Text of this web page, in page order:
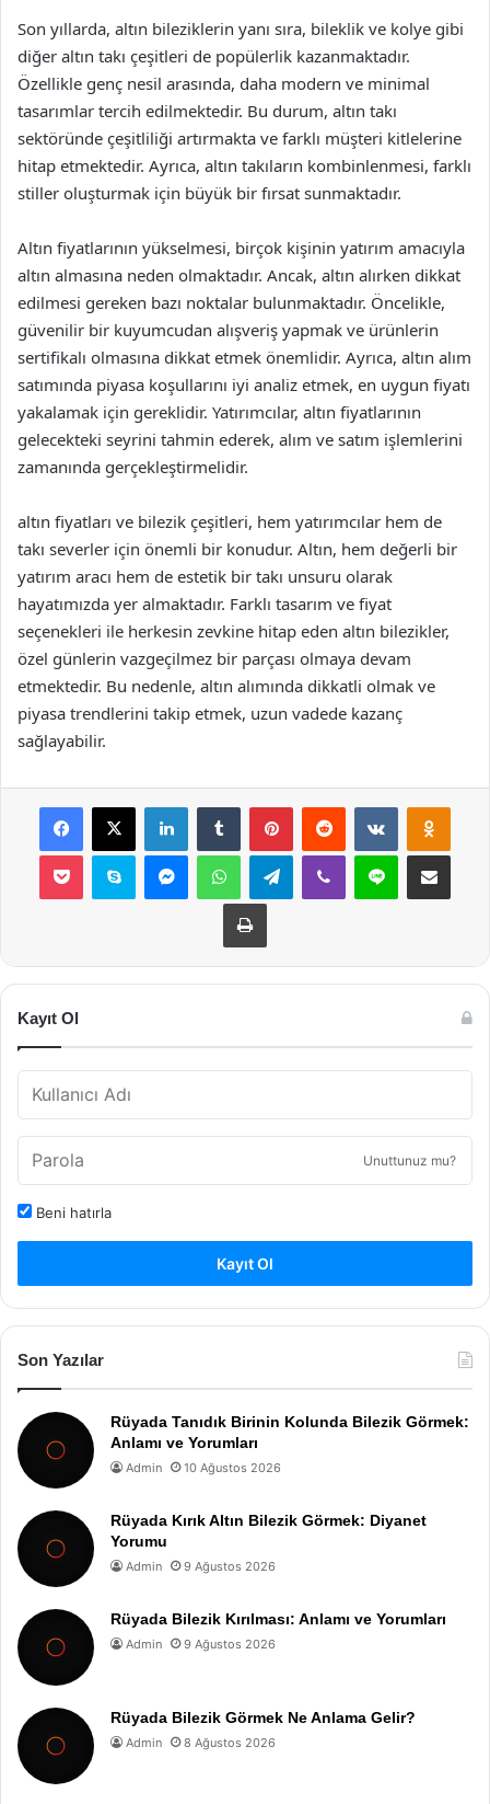
Son yıllarda, altın bileziklerin yanı sıra, bileklik ve kolye gibi
diğer altın takı çeşitleri de popülerlik kazanmaktadır.
Özellikle genç nesil arasında, daha modern ve minimal
tasarımlar tercih edilmektedir. Bu durum, altın takı
sektöründe çeşitliliği artırmakta ve farklı müşteri kitlelerine
hitap etmektedir. Ayrıca, altın takıların kombinlenmesi, farklı
stiller oluşturmak için büyük bir fırsat sunmaktadır.
Altın fiyatlarının yükselmesi, birçok kişinin yatırım amacıyla
altın almasına neden olmaktadır. Ancak, altın alırken dikkat
edilmesi gereken bazı noktalar bulunmaktadır. Öncelikle,
güvenilir bir kuyumcudan alışveriş yapmak ve ürünlerin
sertifikalı olmasına dikkat etmek önemlidir. Ayrıca, altın alım
satımında piyasa koşullarını iyi analiz etmek, en uygun fiyatı
yakalamak için gereklidir. Yatırımcılar, altın fiyatlarının
gelecekteki seyrini tahmin ederek, alım ve satım işlemlerini
zamanında gerçekleştirmelidir.
altın fiyatları ve bilezik çeşitleri, hem yatırımcılar hem de
takı severler için önemli bir konudur. Altın, hem değerli bir
yatırım aracı hem de estetik bir takı unsuru olarak
hayatımızda yer almaktadır. Farklı tasarım ve fiyat
seçenekleri ile herkesin zevkine hitap eden altın bilezikler,
özel günlerin vazgeçilmez bir parçası olmaya devam
etmektedir. Bu nedenle, altın alımında dikkatli olmak ve
piyasa trendlerini takip etmek, uzun vadede kazanç
sağlayabilir.
Facebook
X LinkedInTumblr PinterestReddit VKontakte
Pocket Skype MessengerWhatsAppTelegramViber Line E-Posta ile
Yazdır
Kayıt Ol
Unuttunuz mu?
Beni hatırla
Kayıt Ol
Son Yazılar
Rüyada Tanıdık Birinin Kolunda Bilezik Görmek:
Anlamı ve Yorumları
Admin 10 Ağustos 2026
Rüyada Kırık Altın Bilezik Görmek: Diyanet
Yorumu
Admin 9 Ağustos 2026
Rüyada Bilezik Kırılması: Anlamı ve Yorumları
Admin 9 Ağustos 2026
Rüyada Bilezik Görmek Ne Anlama Gelir?
Admin 8 Ağustos 2026